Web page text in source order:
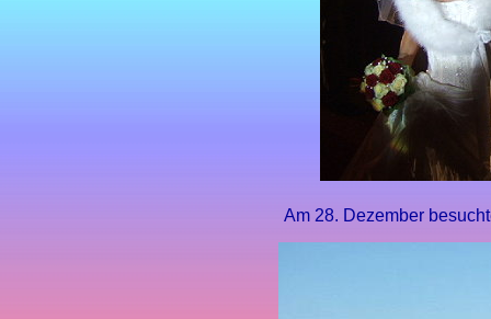
Am 28. Dezember